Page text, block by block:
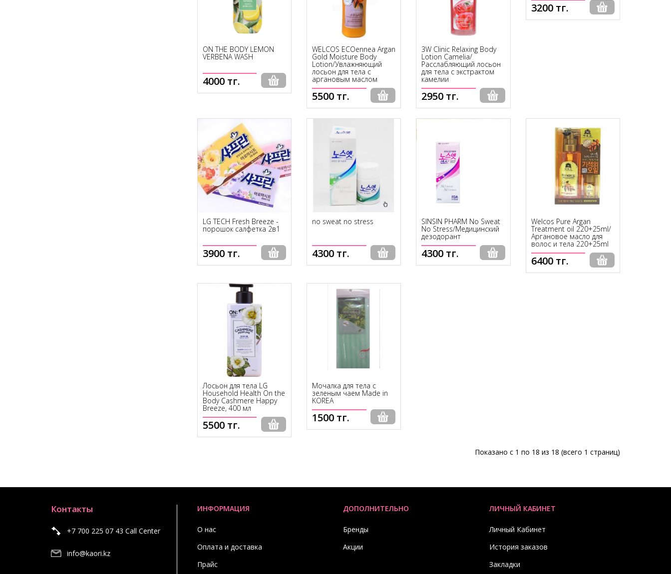
ON THE BODY LEMON
VERBENA WASH
4000 тг.
WELCOS ECOennea Argan
Gold Moisture Body
Lotion/Увлажняющий
лосьон для тела с
аргановым маслом
5500 тг.
3W Clinic Relaxing Body
Lotion Camelia/
Расслабляющий лосьон
для тела с экстрактом
камелии
2950 тг.
Нет в наличии
3200 тг.
Нет в наличии
LG TECH Fresh Breeze -
порошок салфетка 2в1
3900 тг.
no sweat no stress
4300 тг.
SINSIN PHARM No Sweat
No Stress/Медицинский
дезодорант
4300 тг.
Нет в наличии
Welcos Pure Argan
Treatment oil 220+25ml/
Аргановое масло для
волос и тела 220+25ml
6400 тг.
Нет в наличии
Лосьон для тела LG
Household Health On the
Body Cashmere Happy
Breeze, 400 мл
5500 тг.
Мочалка для тела с
зеленым чаем Made in
KOREA
1500 тг.
Показано с 1 по 18 из 18 (всего 1 страниц)
Контакты
+7 700 225 07 43 Call Center
info@kaori.kz
ИНФОРМАЦИЯ
О нас
Оплата и доставка
Прайс
ДОПОЛНИТЕЛЬНО
Бренды
Акции
ЛИЧНЫЙ КАБИНЕТ
Личный Кабинет
История заказов
Закладки